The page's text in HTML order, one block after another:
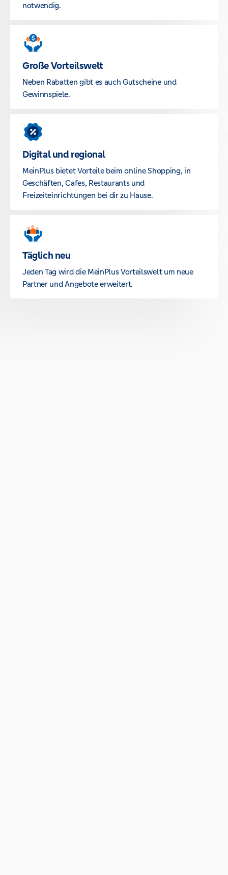
notwendig.
Große Vorteilswelt
Neben Rabatten gibt es auch Gutscheine und
Gewinnspiele.
Digital und regional
MeinPlus bietet Vorteile beim online Shopping, in
Geschäften, Cafes, Restaurants und
Freizeiteinrichtungen bei dir zu Hause.
Täglich neu
Jeden Tag wird die MeinPlus Vorteilswelt um neue
Partner und Angebote erweitert.